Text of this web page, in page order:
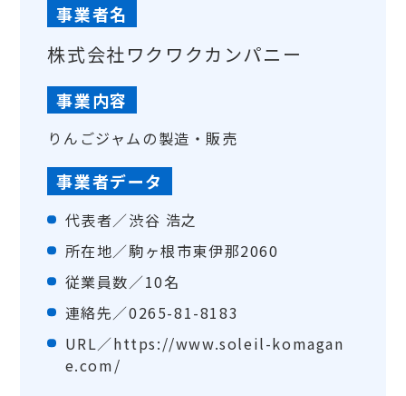
事業者名
株式会社ワクワクカンパニー
事業内容
りんごジャムの製造・販売
事業者データ
代表者／渋谷 浩之
所在地／駒ヶ根市東伊那2060
従業員数／10名
連絡先／0265-81-8183
URL／https://www.soleil-komagan
e.com/